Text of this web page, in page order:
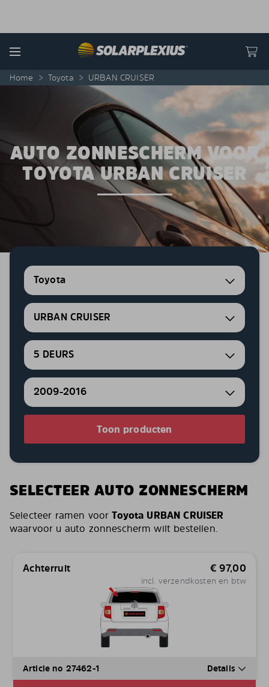
Menu
Home > Toyota > URBAN CRUISER
AUTO ZONNESCHERM VOOR
TOYOTA URBAN CRUISER
Toyota
URBAN CRUISER
5 DEURS
2009-2016
Toon producten
SELECTEER AUTO ZONNESCHERM
Selecteer ramen voorToyota URBAN CRUISER
waarvoor u auto zonnescherm wilt bestellen.
Achterruit € 97,00
incl. verzendkosten en btw
Article no 27462-1 Details